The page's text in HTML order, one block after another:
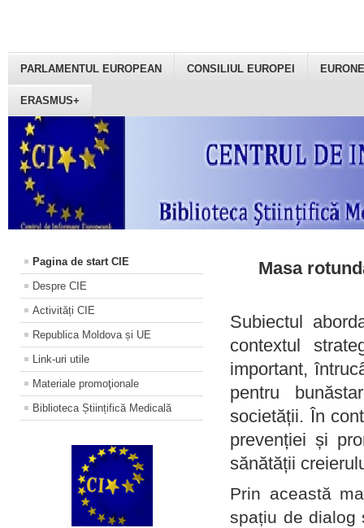
PARLAMENTUL EUROPEAN CONSILIUL EUROPEI
ERASMUS+
Pagina de start CIE
Despre CIE
Activități CIE
Republica Moldova și UE
Link-uri utile
Materiale promoţionale
Biblioteca Științifică Medicală
Masa
Subiectul
contextul
important,
pentru
societății. În
prevenției și
sănătății
Prin această
spațiu de dialog